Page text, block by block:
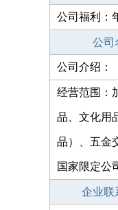
公司福利：
公司
公司介绍：
经营范围：
品、文化用
品）、五金
国家限定公
企业联